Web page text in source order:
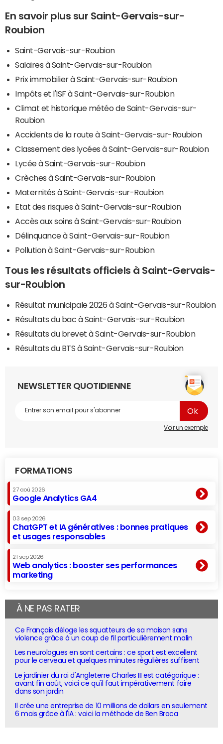
En savoir plus sur Saint-Gervais-sur-
Roubion
Saint-Gervais-sur-Roubion
Salaires à Saint-Gervais-sur-Roubion
Prix immobilier à Saint-Gervais-sur-Roubion
Impôts et l'ISF à Saint-Gervais-sur-Roubion
Climat et historique météo de Saint-Gervais-sur-
Roubion
Accidents de la route à Saint-Gervais-sur-Roubion
Classement des lycées à Saint-Gervais-sur-Roubion
Lycée à Saint-Gervais-sur-Roubion
Crèches à Saint-Gervais-sur-Roubion
Maternités à Saint-Gervais-sur-Roubion
Etat des risques à Saint-Gervais-sur-Roubion
Accès aux soins à Saint-Gervais-sur-Roubion
Délinquance à Saint-Gervais-sur-Roubion
Pollution à Saint-Gervais-sur-Roubion
Tous les résultats officiels à Saint-Gervais-
sur-Roubion
Résultat municipale 2026 à Saint-Gervais-sur-Roubion
Résultats du bac à Saint-Gervais-sur-Roubion
Résultats du brevet à Saint-Gervais-sur-Roubion
Résultats du BTS à Saint-Gervais-sur-Roubion
NEWSLETTER QUOTIDIENNE
Voir un exemple
FORMATIONS
27 aoû 2026
Google Analytics GA4
03 sep 2026
ChatGPT et IA génératives : bonnes pratiques
et usages responsables
21 sep 2026
Web analytics : booster ses performances
marketing
À NE PAS RATER
Ce Français déloge les squatteurs de sa maison sans
violence grâce à un coup de fil particulièrement malin
Les neurologues en sont certains : ce sport est excellent
pour le cerveau et quelques minutes régulières suffisent
Le jardinier du roi d'Angleterre Charles III est catégorique :
avant fin août, voici ce qu'il faut impérativement faire
dans son jardin
Il crée une entreprise de 10 millions de dollars en seulement
6 mois grâce à l'IA : voici la méthode de Ben Broca